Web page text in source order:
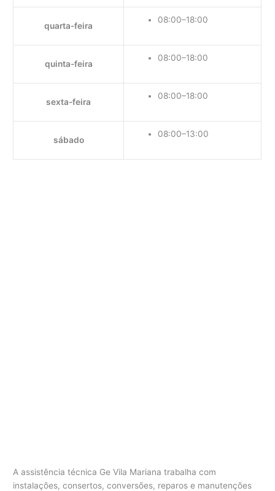
quarta-feira
08:00–18:00
quinta-feira
08:00–18:00
sexta-feira
08:00–18:00
sábado
08:00–13:00
A assistência técnica Ge Vila Mariana trabalha com
instalações, consertos, conversões, reparos e manutenções